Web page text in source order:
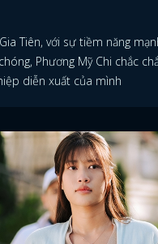
Tiên, với sự tiềm năng
Phương Mỹ Chi chắc
diễn xuất của mình